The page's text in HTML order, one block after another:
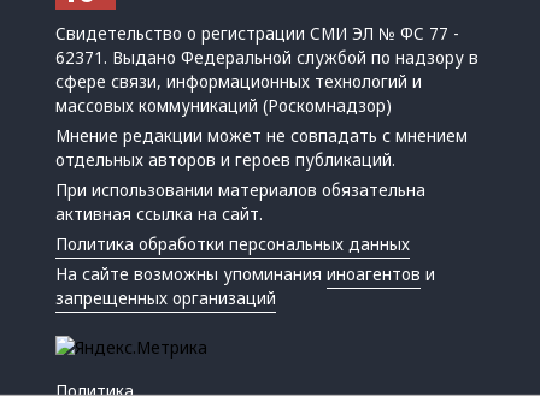
Свидетельство о регистрации СМИ ЭЛ № ФС 77 -
62371. Выдано Федеральной службой по надзору в
сфере связи, информационных технологий и
массовых коммуникаций (Роскомнадзор)
Мнение редакции может не совпадать с мнением
отдельных авторов и героев публикаций.
При использовании материалов обязательна
активная ссылка на сайт.
Политика обработки персональных данных
На сайте возможны упоминанияиноагентов и
запрещенных организаций
Политика